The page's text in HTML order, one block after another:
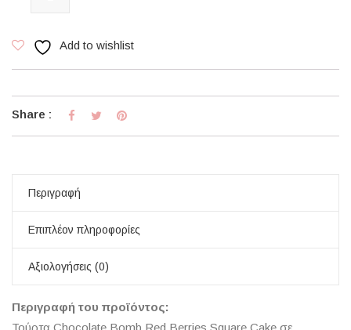
Add to wishlist
Share :
Περιγραφή
Επιπλέον πληροφορίες
Αξιολογήσεις (0)
Περιγραφή του προϊόντος: